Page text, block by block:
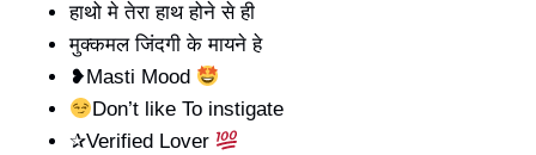
हाथो मे तेरा हाथ होने से ही
मुक्कमल जिंदगी के मायने हे
❥Masti Mood
Don’t like To instigate
✰Verified Lover